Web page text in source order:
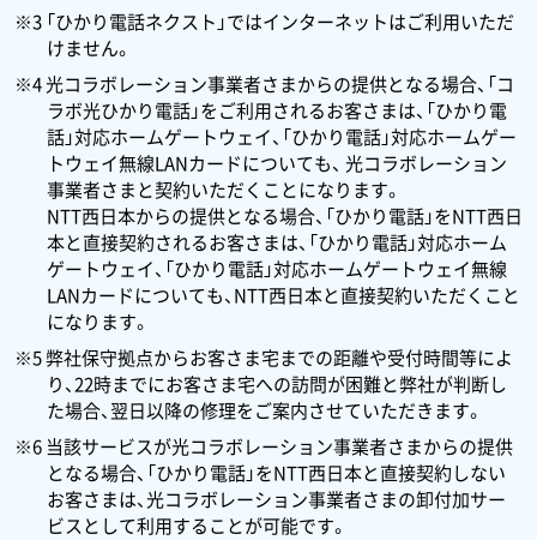
※3 「ひかり電話ネクスト」ではインターネットはご利用いただ
けません。
※4 光コラボレーション事業者さまからの提供となる場合、「コ
ラボ光ひかり電話」をご利用されるお客さまは、「ひかり電
話」対応ホームゲートウェイ、「ひかり電話」対応ホームゲー
トウェイ無線LANカードについても、 光コラボレーション
事業者さまと契約いただくことになります。
NTT西日本からの提供となる場合、「ひかり電話」をNTT西日
本と直接契約されるお客さまは、「ひかり電話」対応ホーム
ゲートウェイ、「ひかり電話」対応ホームゲートウェイ無線
LANカードについても、NTT西日本と直接契約いただくこと
になります。
※5 弊社保守拠点からお客さま宅までの距離や受付時間等によ
り、22時までにお客さま宅への訪問が困難と弊社が判断し
た場合、翌日以降の修理をご案内させていただきます。
※6 当該サービスが光コラボレーション事業者さまからの提供
となる場合、「ひかり電話」をNTT西日本と直接契約しない
お客さまは、光コラボレーション事業者さまの卸付加サー
ビスとして利用することが可能です。